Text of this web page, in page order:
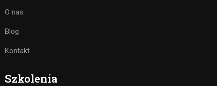
O nas
Blog
Kontakt
Szkolenia